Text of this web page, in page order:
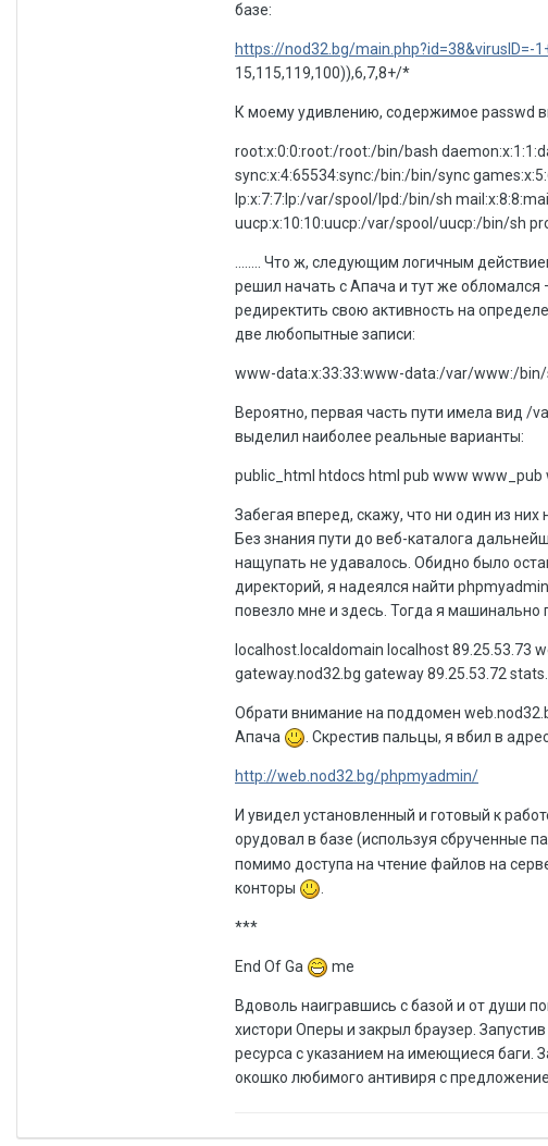
базе:
https://nod32.bg/main.php?id=38&virusID=-
15,115,119,100)),6,7,8+/*
К моему удивлению, содержимое passwd
root:x:0:0:root:/root:/bin/bash
sync:x:4:65534:sync:/bin:/bin/sync
lp:x:7:7:lp:/var/spool/lpd:/bin/sh
uucp:x:10:10:uucp:/var/spool/uucp:/bin/sh
........ Что ж, следующим логичным
решил начать с Апача и тут же обломался
редиректить свою активность на
две любопытные записи:
www-data:x:33:33:www-data:/var/www:/
Вероятно, первая часть пути имела вид /
выделил наиболее реальные варианты:
public_html htdocs html pub www www_pub
Забегая вперед, скажу, что ни один из
Без знания пути до веб-каталога
нащупать не удавалось. Обидно было
директорий, я надеялся найти
повезло мне и здесь. Тогда я
localhost.localdomain localhost 89.25.53.73
gateway.nod32.bg gateway 89.25.53.72
Обрати внимание на поддомен
Апача
. Скрестив пальцы, я вбил в
http://web.nod32.bg/phpmyadmin/
И увидел установленный и готовый к
орудовал в базе (используя сбрученные
помимо доступа на чтение файлов на
конторы
***
End Of Ga me
Вдоволь наигравшись с базой и от души
хистори Оперы и закрыл браузер.
ресурса с указанием на имеющиеся баги.
окошко любимого антивиря с